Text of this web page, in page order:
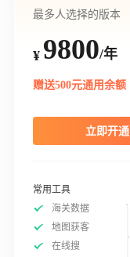
最多人选择的版本
¥ 9800/年
赠送500元通用余额
立即开通
常用工具
海关数据
地图获客
在线搜